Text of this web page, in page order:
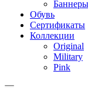
Обувь
Сертификаты
Коллекции
Original
Military
Pink